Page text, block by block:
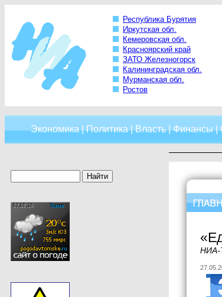
Республика Бурятия
Иркутская обл.
Кемеровская обл.
Красноярский край
ЗАТО Железногорск
Калининградская обл.
Мурманская обл.
Ростов
Экономика|Политика|Власть|Финансы|
НИА-